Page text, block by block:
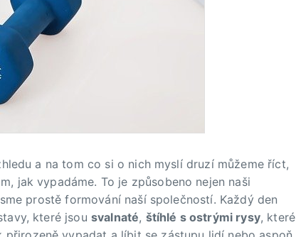
a na tom co si o nich myslí druzí můžeme říct,
jak vypadáme. To je způsobeno nejen naši
prostě formování naší společností. Každý den
které jsou svalnaté, štíhlé s ostrými rysy, které